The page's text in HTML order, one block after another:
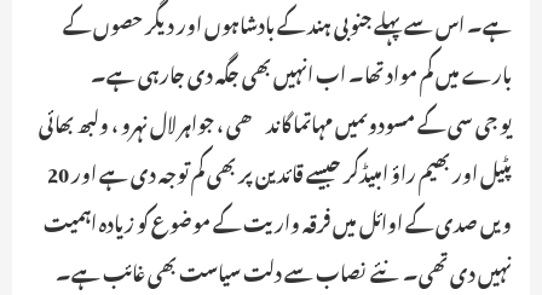
ہے۔ اس سے پہلے جنوبی ہند کے بادشاہوں اور دیگر حصوں کے
بارے میں کم مواد تھا۔ اب انہیں بھی جگہ دی جارہی ہے۔
یو جی سی کے مسودوںمیں مہاتما گاندھی ، جواہر لال نہرو ، ولبھ بھائی
پٹیل اور بھیم راؤ امبیڈکر جیسے قائدین پر بھی کم توجہ دی ہے اور 20
ویں صدی کے اوائل میں فرقہ واریت کے موضوع کو زیادہ اہمیت
نہیں دی تھی۔ نئے نصاب سے دلت سیاست بھی غائب ہے۔